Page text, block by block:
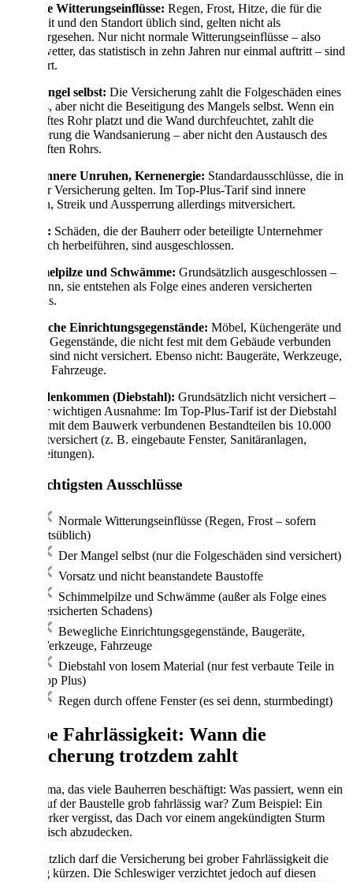
Normale Witterungseinflüsse: Regen, Frost, Hitze, die für die
Jahreszeit und den Standort üblich sind, gelten nicht als
unvorhergesehen. Nur nicht normale Witterungseinflüsse – also
Extremwetter, das statistisch in zehn Jahren nur einmal auftritt – sind
versichert.
Der Mangel selbst: Die Versicherung zahlt die Folgeschäden eines
Mangels, aber nicht die Beseitigung des Mangels selbst. Wenn ein
fehlerhaftes Rohr platzt und die Wand durchfeuchtet, zahlt die
Versicherung die Wandsanierung – aber nicht den Austausch des
fehlerhaften Rohrs.
Krieg, innere Unruhen, Kernenergie: Standardausschlüsse, die in
fast jeder Versicherung gelten. Im Top-Plus-Tarif sind innere
Unruhen, Streik und Aussperrung allerdings mitversichert.
Vorsatz: Schäden, die der Bauherr oder beteiligte Unternehmer
absichtlich herbeiführen, sind ausgeschlossen.
Schimmelpilze und Schwämme: Grundsätzlich ausgeschlossen –
es sei denn, sie entstehen als Folge eines anderen versicherten
Schadens.
Bewegliche Einrichtungsgegenstände: Möbel, Küchengeräte und
sonstige Gegenstände, die nicht fest mit dem Gebäude verbunden
werden, sind nicht versichert. Ebenso nicht: Baugeräte, Werkzeuge,
Gerüste, Fahrzeuge.
Abhandenkommen (Diebstahl): Grundsätzlich nicht versichert –
mit einer wichtigen Ausnahme: Im Top-Plus-Tarif ist der Diebstahl
von fest mit dem Bauwerk verbundenen Bestandteilen bis 10.000
Euro mitversichert (z. B. eingebaute Fenster, Sanitäranlagen,
Kupferleitungen).
Die wichtigsten Ausschlüsse
Normale Witterungseinflüsse (Regen, Frost – sofern
ortsüblich)
Der Mangel selbst (nur die Folgeschäden sind versichert)
Vorsatz und nicht beanstandete Baustoffe
Schimmelpilze und Schwämme (außer als Folge eines
versicherten Schadens)
Bewegliche Einrichtungsgegenstände, Baugeräte,
Werkzeuge, Fahrzeuge
Diebstahl von losem Material (nur fest verbaute Teile in
Top Plus)
Regen durch offene Fenster (es sei denn, sturmbedingt)
Grobe Fahrlässigkeit: Wann die
Versicherung trotzdem zahlt
Ein Thema, das viele Bauherren beschäftigt: Was passiert, wenn ein
Fehler auf der Baustelle grob fahrlässig war? Zum Beispiel: Ein
Handwerker vergisst, das Dach vor einem angekündigten Sturm
provisorisch abzudecken.
Grundsätzlich darf die Versicherung bei grober Fahrlässigkeit die
Leistung kürzen. Die Schleswiger verzichtet jedoch auf diesen